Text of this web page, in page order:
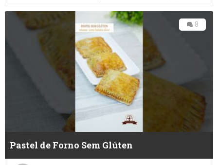
8
Pastel de Forno Sem Glúten